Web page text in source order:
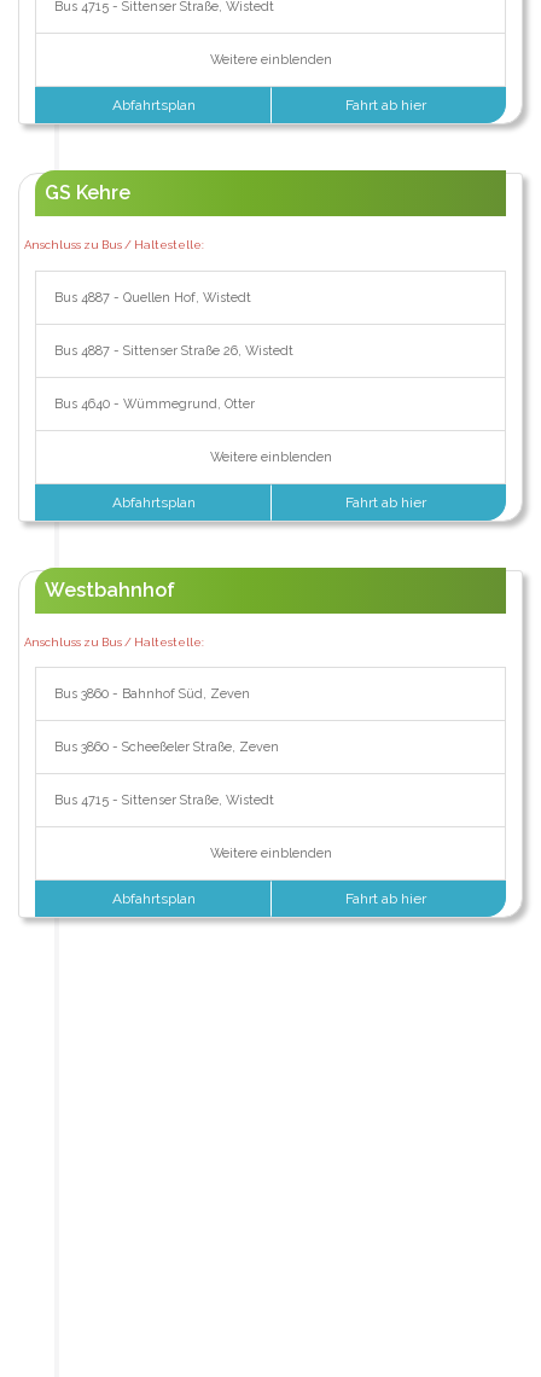
Bus 4715 - Sittenser Straße, Wistedt
Weitere einblenden
Abfahrtsplan Fahrt ab hier
GS Kehre
Anschluss zu Bus / Haltestelle:
Bus 4887 - Quellen Hof, Wistedt
Bus 4887 - Sittenser Straße 26, Wistedt
Bus 4640 - Wümmegrund, Otter
Weitere einblenden
Abfahrtsplan Fahrt ab hier
Westbahnhof
Anschluss zu Bus / Haltestelle:
Bus 3860 - Bahnhof Süd, Zeven
Bus 3860 - Scheeßeler Straße, Zeven
Bus 4715 - Sittenser Straße, Wistedt
Weitere einblenden
Abfahrtsplan Fahrt ab hier